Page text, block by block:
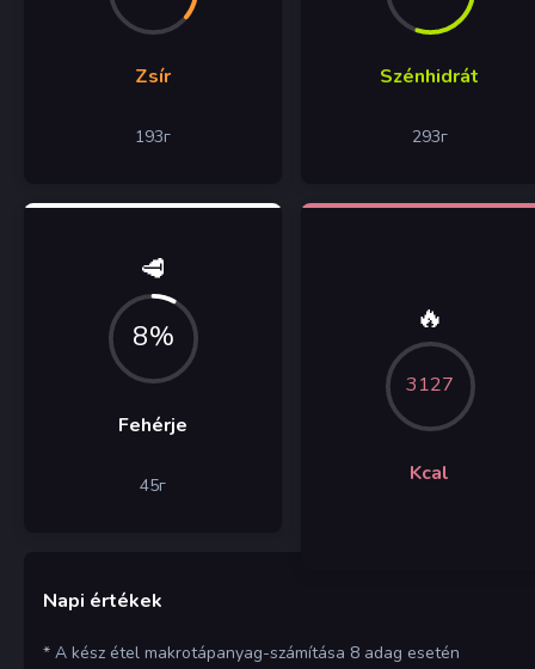
Zsír
193г
Szénhidrát
293г
🥩
8%
Fehérje
45г
🔥
3127
Kcal
Napi értékek
* A kész étel makrotápanyag-számítása 8 adag esetén